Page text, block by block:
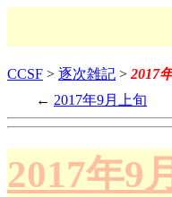
CCSF > 逐次雑記 >2017
2017年9月上旬
2017年9